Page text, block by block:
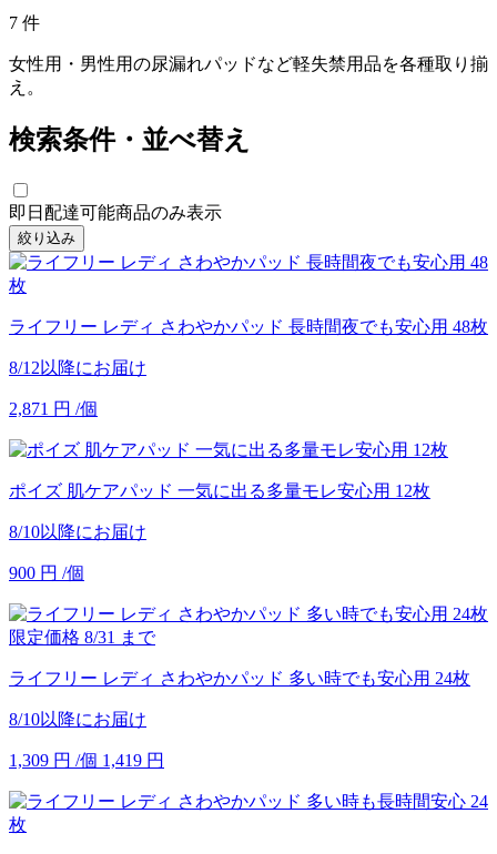
7 件
女性用・男性用の尿漏れパッドなど軽失禁用品を各種取り揃
え。
検索条件・並べ替え
即日配達可能商品のみ表示
絞り込み
ライフリー レディ さわやかパッド 長時間夜でも安心用 48枚
8/12以降にお届け
2,871 円 /個
ポイズ 肌ケアパッド 一気に出る多量モレ安心用 12枚
8/10以降にお届け
900 円 /個
限定価格 8/31 まで
ライフリー レディ さわやかパッド 多い時でも安心用 24枚
8/10以降にお届け
1,309 円 /個 1,419 円